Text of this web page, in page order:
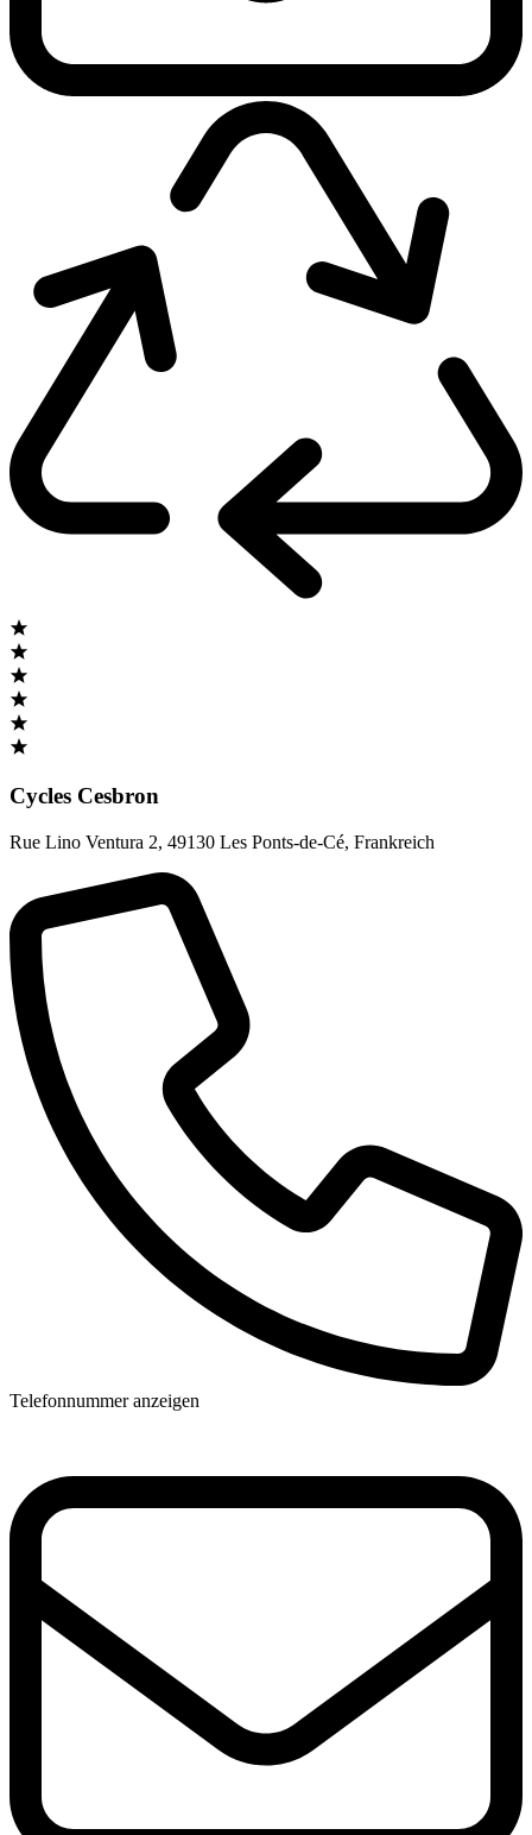
Cycles Cesbron
Rue Lino Ventura 2, 49130 Les Ponts-de-Cé, Frankreich
Telefonnummer anzeigen